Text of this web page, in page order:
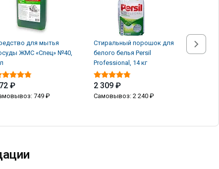
для мытья
ЖМС «Спец» №40,
₽
749 ₽
Стиральный порошок для
белого белья Persil
Professional, 14 кг
2 309 ₽
Самовывоз: 2 240 ₽
белого